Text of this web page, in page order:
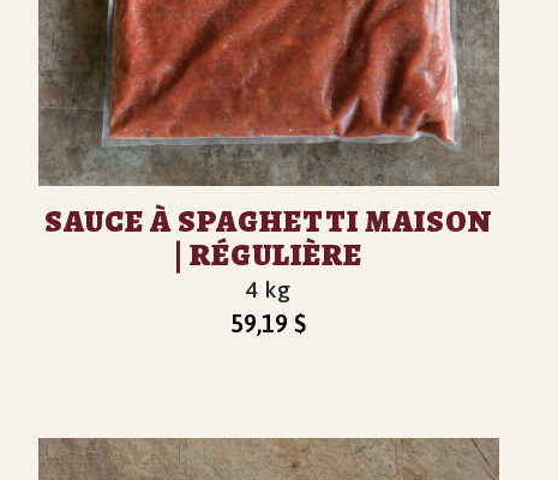
SAUCE À SPAGHETTI MAISON
| RÉGULIÈRE
4 kg
59,19$